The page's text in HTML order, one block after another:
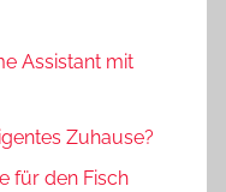
Assistant mit
Zuhause?
für den Fisch